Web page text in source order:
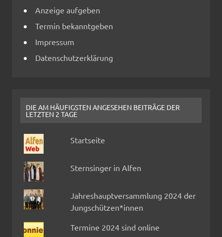
Anzeige aufgeben
Termin bekanntgeben
Impressum
Datenschutzerklärung
DIE AM HÄUFIGSTEN ANGESEHEN BEITRÄGE DER
LETZTEN 2 TAGE
Startseite
Sternsinger in Alfen
Jahreshauptversammlung 2024 der
Jungschützen*innen
Termine 2024 sind online